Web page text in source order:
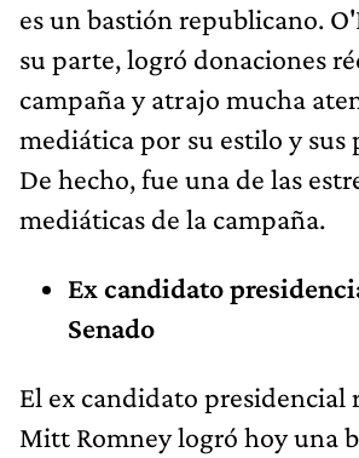
es un bastión republicano.
su parte, logró donaciones
campaña y atrajo mucha
mediática por su estilo y sus
De hecho, fue una de las
mediáticas de la campaña.
Ex candidato
Senado
El ex candidato presidencial
Mitt Romney logró hoy una